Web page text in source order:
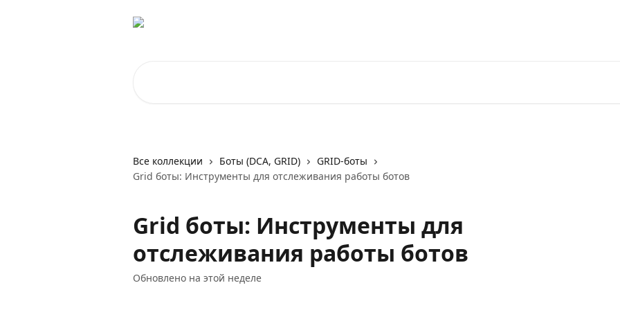
Все коллекции Боты (DCA, GRID)
GRID-боты
Grid боты: Инструменты для отслеживания работы ботов
Grid боты: Инструменты для
отслеживания работы ботов
Обновлено на этой неделе